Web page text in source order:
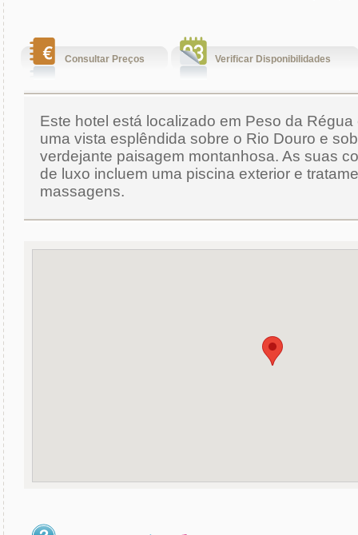
Consultar Preços Verificar Disponibilidades
Este hotel está localizado em Peso da Régua
uma vista esplêndida sobre o Rio Douro e
verdejante paisagem montanhosa. As suas
de luxo incluem uma piscina exterior e
massagens.